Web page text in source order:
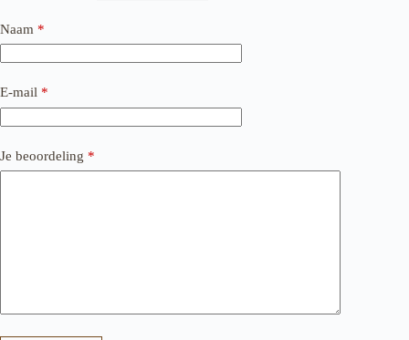
Naam *
E-mail *
Je beoordeling *